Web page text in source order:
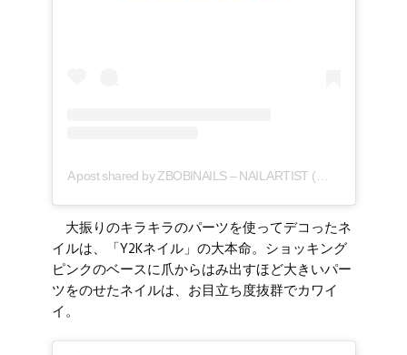
A post shared by ZBOBINAILS – NAIL ARTIST (@3615_zbobinails)
大振りのキラキラのパーツを使ってデコったネ
イルは、「Y2Kネイル」の大本命。ショッキング
ピンクのベースに爪からはみ出すほど大きいパー
ツをのせたネイルは、お目立ち度抜群でカワイ
イ。